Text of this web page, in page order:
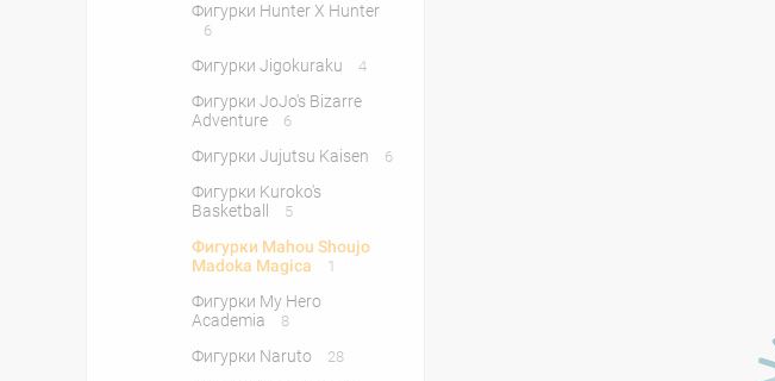
Фигурки Hunter X Hunter
6
Фигурки Jigokuraku 4
Фигурки JoJo's Bizarre
Adventure
6
Фигурки Jujutsu Kaisen 6
Фигурки Kuroko's
Basketball
5
Фигурки Mahou Shoujo
Madoka Magica
1
Фигурки My Hero
Academia
8
Фигурки Naruto 28